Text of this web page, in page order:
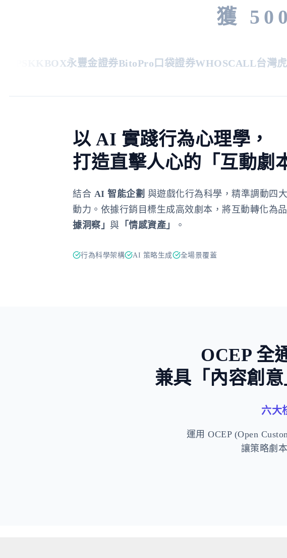
獲
KKBOX永豐金證券BitoPro口袋證券WHOSCALL台灣虎航
以 AI 實踐行為心理學，
打造直擊人心的「互動劇
結合 AI 智能企劃 與遊戲化行為科學，精準調動四
動力。依據行銷目標生成高效劇本，將互動轉化為
據洞察」 與 「情感資產」 。
行為科學架構 AI 策略生成 全場景覆蓋
OCEP 全
兼具「內容創
六大
運用 OCEP (Open
讓策略劇